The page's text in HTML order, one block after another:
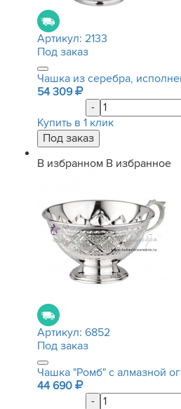
Артикул: 2133
Под заказ
Чашка из серебра,
54 309
-
Купить в 1 клик
В избранном В избранное
Артикул: 6852
Под заказ
Чашка "Ромб" с алмазной
44 690
-